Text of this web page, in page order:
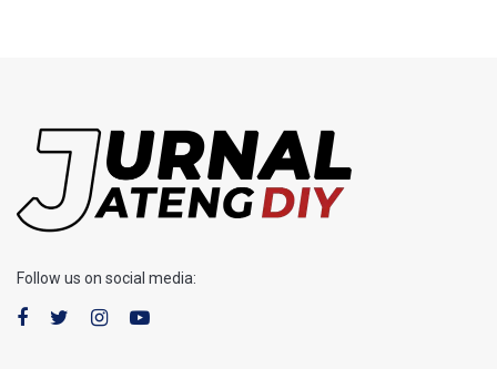
Follow us on social media: